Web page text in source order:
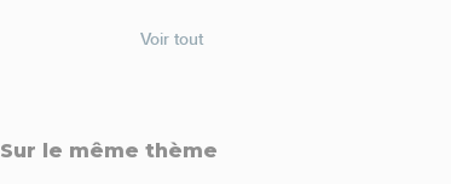
Voir tout
Sur le même thème